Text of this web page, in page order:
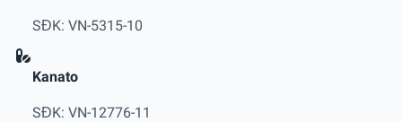
SĐK: VN-5315-10
Kanato
SĐK: VN-12776-11